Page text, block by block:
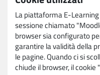
La piattaforma E-
sessione chiamato
browser sia configurato
garantire la validità della
le pagine. Quando ci si
chiude il browser, il